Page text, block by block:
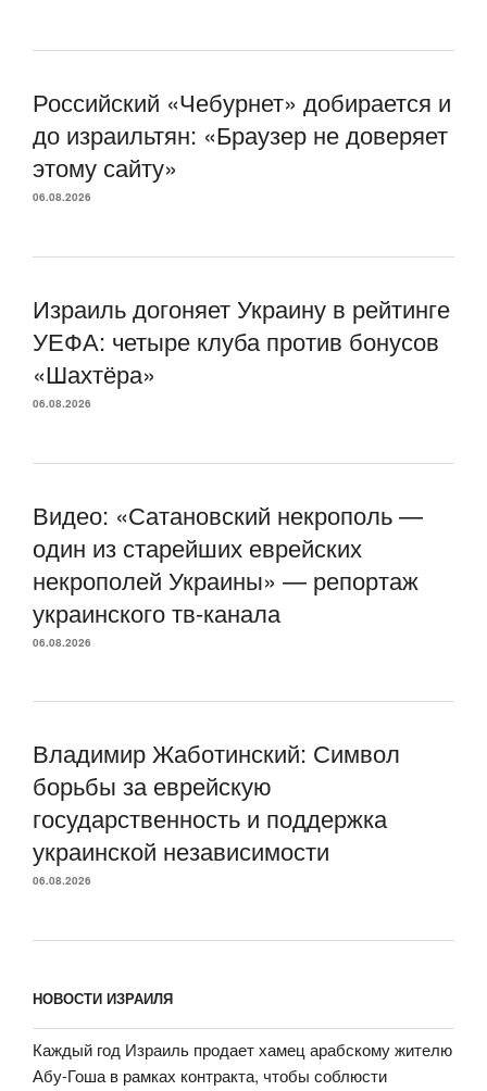
Российский «Чебурнет» добирается и
до израильтян: «Браузер не доверяет
этому сайту»
06.08.2026
Израиль догоняет Украину в рейтинге
УЕФА: четыре клуба против бонусов
«Шахтёра»
06.08.2026
Видео: «Сатановский некрополь —
один из старейших еврейских
некрополей Украины» — репортаж
украинского тв-канала
06.08.2026
Владимир Жаботинский: Символ
борьбы за еврейскую
государственность и поддержка
украинской независимости
06.08.2026
НОВОСТИ ИЗРАИЛЯ
Каждый год Израиль продает хамец арабскому жителю
Абу-Гоша в рамках контракта, чтобы соблюсти